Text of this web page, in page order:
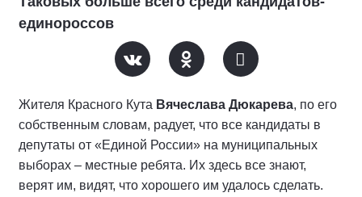
единороссов
Жителя Красного Кута Вячеслава Дюкарева, по его
собственным словам, радует, что все кандидаты в
депутаты от «Единой России» на муниципальных
выборах – местные ребята. Их здесь все знают,
верят им, видят, что хорошего им удалось сделать.